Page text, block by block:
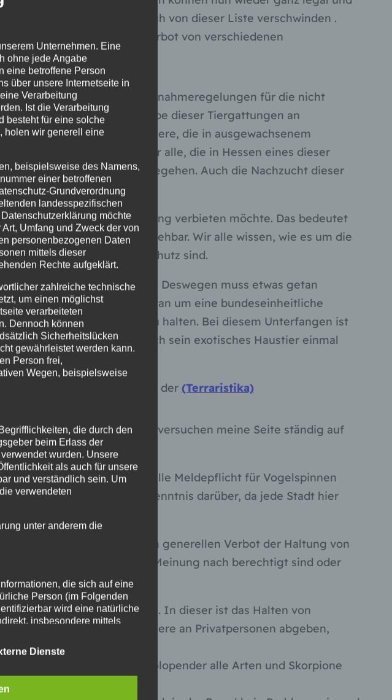
diese zwei Gattungen noch von dieser Liste verschwinden .
die noch immer ein Verbot von verschiedenen
2007 ein Gesetz ohne Ausnahmeregelungen für die nicht
die Nachzucht und Abgabe dieser Tiergattungen an
Menschen gefährlichen Tiere, die in ausgewachsenem
können. Dies bedeutet für alle, die in Hessen eines dieser
Ordnungswidrigkeitt begehen. Auch die Nachzucht dieser
die gesamte Exoten-Haltung verbieten möchte. Das bedeutet
ist für mich nicht nachvollziehbar. Wir alle wissen, wie es um die
Beitrag zum Tierschutz sind.
übernommen wird. Deswegen muss etwas getan
zusammen getan um eine bundeseinheitliche
Auflagen legal zu halten. Bei diesem Unterfangen ist
sich sicher sein, dass auch sein exotisches Haustier einmal
den Seiten der und der (Terraristika)
klären aber ich werde versuchen meine Seite ständig auf
auch keine generelle Meldepflicht für Vogelspinnen
immer die notwendige Kenntnis darüber, da jede Stadt hier
Keiner hat mit einem generellen Verbot der Haltung von
hält, ob diese nun unserer Meinung nach berechtigt sind oder
neue Verordnung erlassen. In dieser ist das Halten von
aufgelisteten Tiere an Privatpersonen abgeben,
Haplopelma lividum, Skolopender alle Arten und Skorpione
Unternehmen. Eine
ohne jede Angabe
eine betroffene Person
über unsere Internetseite in
Verarbeitung
Ist die Verarbeitung
besteht für eine solche
holen wir generell eine
beispielsweise des Namens,
einer betroffenen
Grundverordnung
landesspezifischen
möchte
Umfang und Zweck der von
personenbezogenen Daten
mittels dieser
Rechte aufgeklärt.
zahlreiche technische
um einen möglichst
verarbeiteten
Dennoch können
Sicherheitslücken
gewährleistet werden kann.
Person frei,
Wegen, beispielsweise
die durch den
beim Erlass der
wurden. Unsere
als auch für unsere
und verständlich sein. Um
verwendeten
unter anderem die
die sich auf eine
Person (im Folgenden
wird eine natürliche
insbesondere mittels
Online-Kennung oder zu
die Ausdruck der
Dienste